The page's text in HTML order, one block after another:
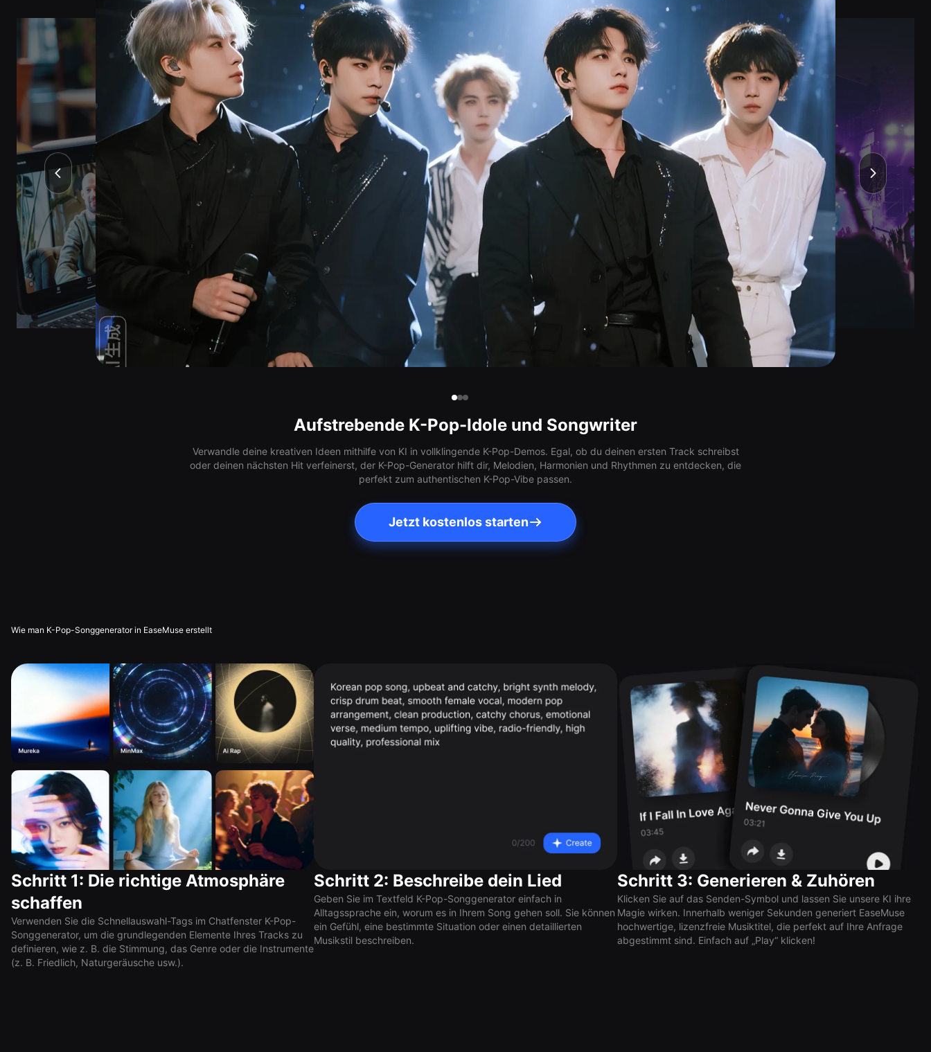
Aufstrebende K-Pop-Idole und Songwriter
Verwandle deine kreativen Ideen mithilfe von KI in vollklingende K-Pop-Demos. Egal, ob du deinen ersten Track schreibst
oder deinen nächsten Hit verfeinerst, der K-Pop-Generator hilft dir, Melodien, Harmonien und Rhythmen zu entdecken, die
perfekt zum authentischen K-Pop-Vibe passen.
Jetzt kostenlos starten
Wie man K-Pop-Songgenerator in EaseMuse erstellt
Schritt 1: Die richtige Atmosphäre
schaffen
Verwenden Sie die Schnellauswahl-Tags im Chatfenster K-Pop-
Songgenerator, um die grundlegenden Elemente Ihres Tracks zu
definieren, wie z. B. die Stimmung, das Genre oder die Instrumente
(z. B. Friedlich, Naturgeräusche usw.).
Schritt 2: Beschreibe dein Lied
Geben Sie im Textfeld K-Pop-Songgenerator einfach in
Alltagssprache ein, worum es in Ihrem Song gehen soll. Sie können
ein Gefühl, eine bestimmte Situation oder einen detaillierten
Musikstil beschreiben.
Schritt 3: Generieren & Zuhören
Klicken Sie auf das Senden-Symbol und lassen Sie unsere KI ihre
Magie wirken. Innerhalb weniger Sekunden generiert EaseMuse
hochwertige, lizenzfreie Musiktitel, die perfekt auf Ihre Anfrage
abgestimmt sind. Einfach auf „Play“ klicken!